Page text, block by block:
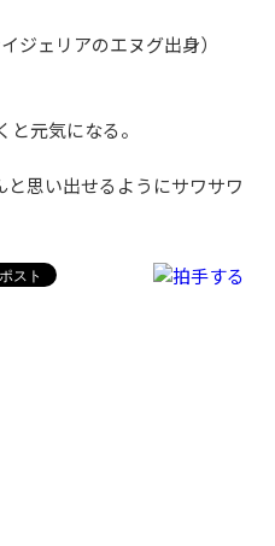
ェリアのエヌグ出身）
元気になる。
と思い出せるようにサワサワ